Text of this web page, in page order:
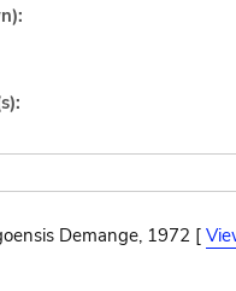
Demange, 1972 [